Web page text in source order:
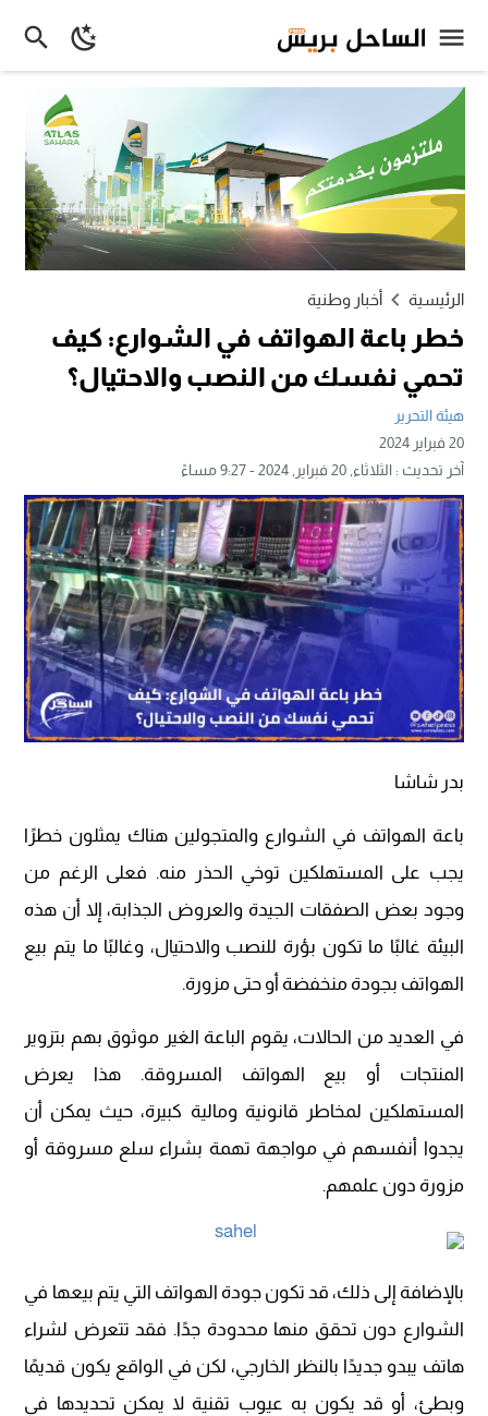
الرئيسية أخبار وطنية
خطر باعة الهواتف في الشوارع: كيف
تحمي نفسك من النصب والاحتيال؟
هيئة التحرير
20 فبراير 2024
آخر تحديث :الثلاثاء, 20 فبراير, 2024 - 9:27 مساءً
بدر شاشا
باعة الهواتف في الشوارع والمتجولين هناك يمثلون خطرًا
يجب على المستهلكين توخي الحذر منه. فعلى الرغم من
وجود بعض الصفقات الجيدة والعروض الجذابة، إلا أن هذه
البيئة غالبًا ما تكون بؤرة للنصب والاحتيال، وغالبًا ما يتم بيع
الهواتف بجودة منخفضة أو حتى مزورة.
في العديد من الحالات، يقوم الباعة الغير موثوق بهم بتزوير
المنتجات أو بيع الهواتف المسروقة. هذا يعرض
المستهلكين لمخاطر قانونية ومالية كبيرة، حيث يمكن أن
يجدوا أنفسهم في مواجهة تهمة بشراء سلع مسروقة أو
مزورة دون علمهم.
بالإضافة إلى ذلك، قد تكون جودة الهواتف التي يتم بيعها في
الشوارع دون تحقق منها محدودة جدًا. فقد تتعرض لشراء
هاتف يبدو جديدًا بالنظر الخارجي، لكن في الواقع يكون قديمًا
وبطئ، أو قد يكون به عيوب تقنية لا يمكن تحديدها في